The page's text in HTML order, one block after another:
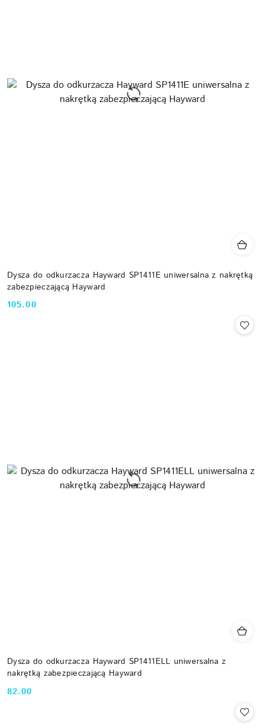
Dysza do odkurzacza Hayward SP1411E uniwersalna z nakrętką
zabezpieczającą Hayward
Cena:
105.00
Dysza do odkurzacza Hayward SP1411ELL uniwersalna z
nakrętką zabezpieczającą Hayward
Cena:
82.00